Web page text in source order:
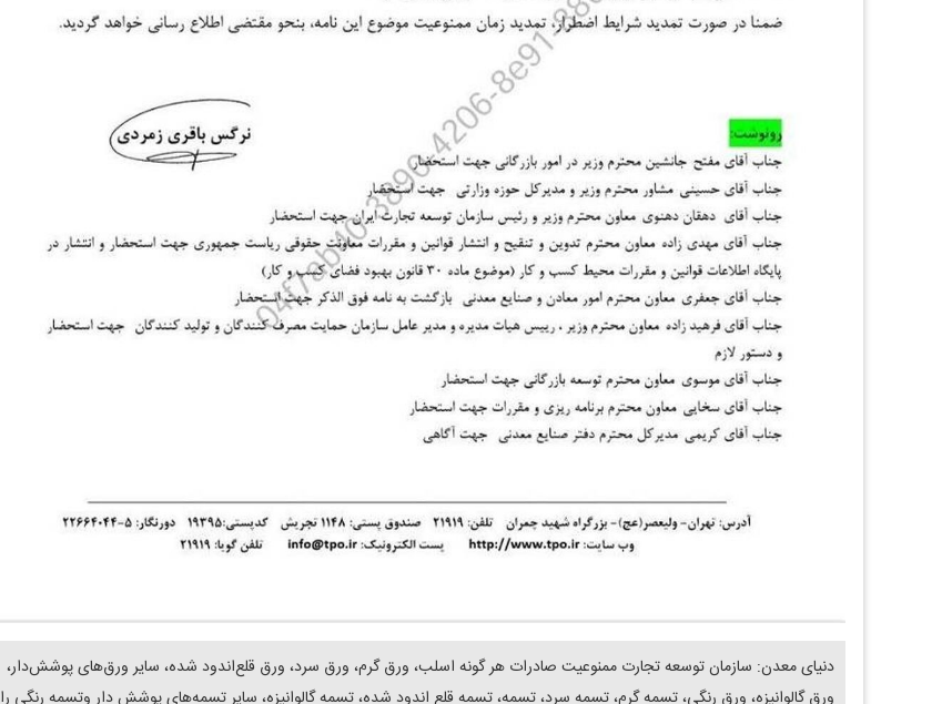
دنیای معدن: سازمان توسعه تجارت ممنوعیت صادرات هر گونه اسلب، ورق گرم، ورق سرد، ورق قلع‌اندود شده، سایر ورق‌های پوشش‌دار،
ورق گالوانیزه، ورق رنگی، تسمه گرم، تسمه سرد، تسمه، تسمه قلع اندود شده، تسمه گالوانیزه، سایر تسمه‌های پوشش دار وتسمه رنگی را